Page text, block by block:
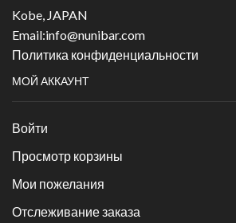
Kobe, JAPAN
Email:info@nunibar.com
Политика конфиденциальности
МОЙ АККАУНТ
Войти
Просмотр корзины
Мои пожелания
Отслеживание заказа